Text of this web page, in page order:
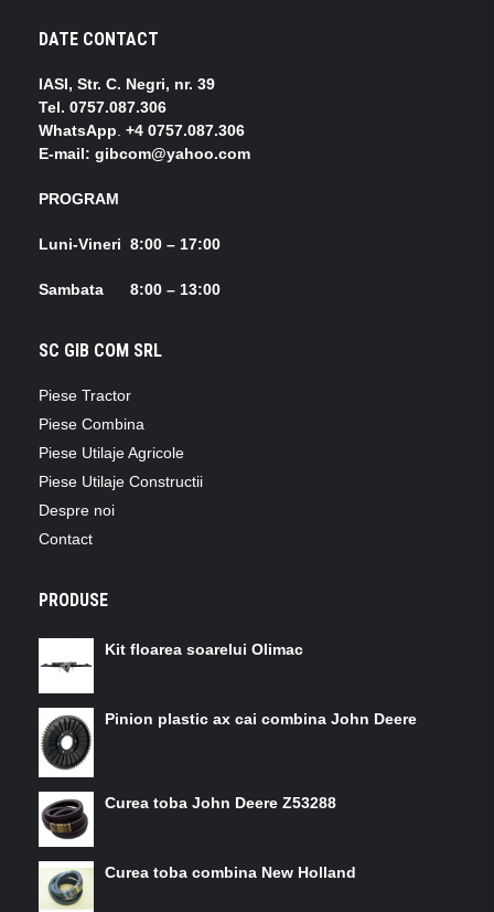
DATE CONTACT
IASI, Str. C. Negri, nr. 39
Tel. 0757.087.306
WhatsApp +4 0757.087.306
E-mail: gibcom@yahoo.com
PROGRAM
Luni-Vineri 8:00 – 17:00
Sambata 8:00 – 13:00
SC GIB COM SRL
Piese Tractor
Piese Combina
Piese Utilaje Agricole
Piese Utilaje Constructii
Despre noi
Contact
PRODUSE
Kit floarea soarelui Olimac
Pinion plastic ax cai combina John Deere
Curea toba John Deere Z53288
Curea toba combina New Holland